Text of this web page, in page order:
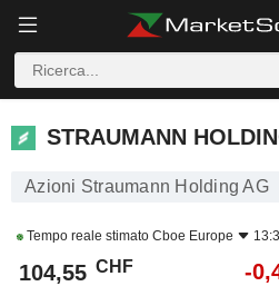
STRAUMANN
Azioni Straumann Holding AG
Tempo reale stimato Cboe Europe
104,55 CHF -